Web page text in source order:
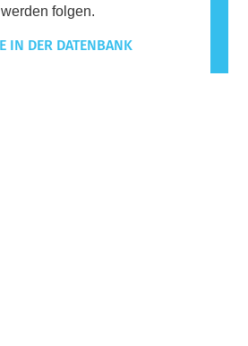
werden folgen.
IN DER DATENBANK